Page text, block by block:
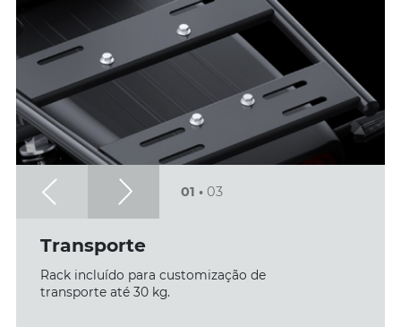
Transporte
Rack incluído para customização de
transporte até 30 kg.
01 • 03